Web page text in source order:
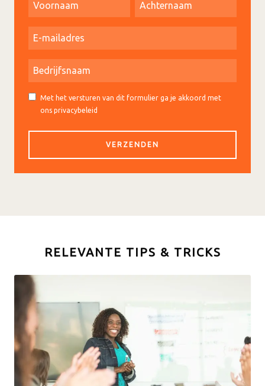
Met het versturen van dit formulier ga je akkoord met
ons privacybeleid
RELEVANTE TIPS & TRICKS